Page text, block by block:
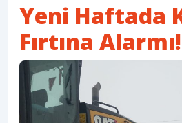
Yeni Haftada
Fırtına Alarmı!